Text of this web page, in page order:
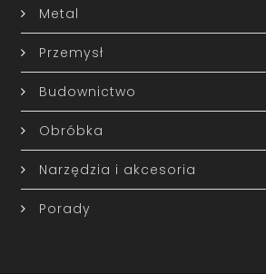
Metal
Przemysł
Budownictwo
Obróbka
Narzędzia i akcesoria
Porady